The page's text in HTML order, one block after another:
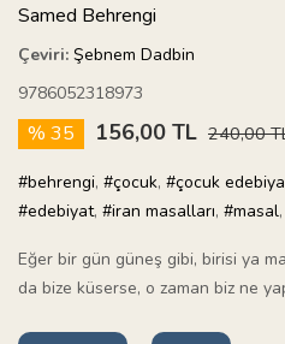
Samed Behrengi
Çeviri: Şebnem Dadbin
9786052318973
% 35 156,00 TL 240,00
#behrengi, #çocuk, #çocuk
#edebiyat, #iran masalları, #masal,
Eğer bir gün güneş gibi, birisi ya
da bize küserse, o zaman biz ne